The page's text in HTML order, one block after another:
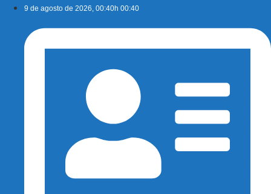
conteúdo
9 de agosto de 2026, 00:40h 00:40